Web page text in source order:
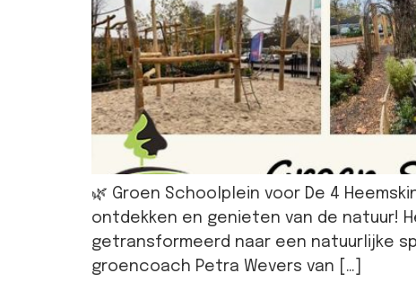
🌿 Groen Schoolplein voor De 4
ontdekken en genieten van de natuur!
getransformeerd naar een natuurlijke
groencoach Petra Wevers van […]